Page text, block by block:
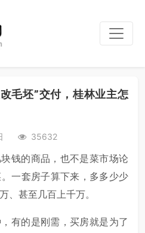
毛坯”交付，桂林业主怎
35632
钱的商品，也不是菜市场论
一套房子算下来，多多少少
、甚至几百上千万。
有的是刚需，买房就是为了